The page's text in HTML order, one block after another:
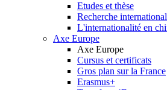
Etudes et thèse
Recherche
L'internationalité en
Axe Europe
Axe Europe
Cursus et certificats
Gros plan sur la France
Erasmus+